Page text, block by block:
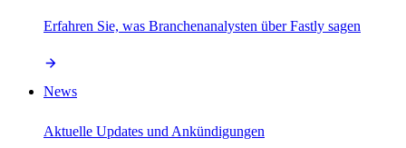
Erfahren Sie, was Branchenanalysten über Fastly sagen
News
Aktuelle Updates und Ankündigungen